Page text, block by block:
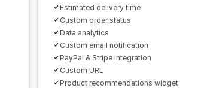
Estimated delivery time
Custom order status
Data analytics
Custom email notification
PayPal & Stripe integration
Custom URL
Product recommendations widget